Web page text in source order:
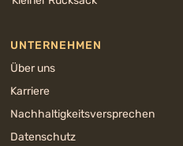
UNTERNEHMEN
Über uns
Karriere
Nachhaltigkeits­versprechen
Datenschutz